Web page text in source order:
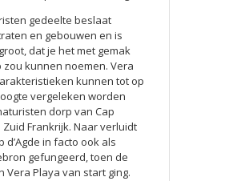
gedeelte beslaat
en gebouwen en is
dat je het met gemak
zou kunnen noemen. Vera
kunnen tot op
vergeleken worden
dorp van Cap
Zuid Frankrijk. Naar verluidt
d’Agde in facto ook als
gefungeerd, toen de
Vera Playa van start ging.